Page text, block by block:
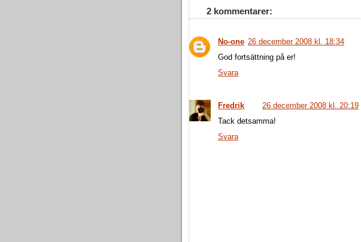
2 kommentarer:
No-one 26 december 2008 kl. 18:34
God fortsättning på er!
Svara
Fredrik
26 december 2008 kl. 20:19
Tack detsamma!
Svara